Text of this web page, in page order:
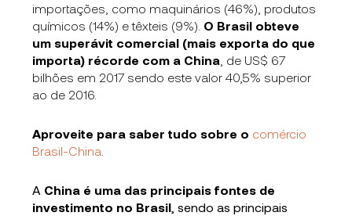
importações, como maquinários (46%), produtos
químicos (14%) e têxteis (9%). O Brasil obteve
um superávit comercial (mais exporta do que
importa) récorde com a China , de US$ 67
bilhões em 2017 sendo este valor 40,5% superior
ao de 2016.
Aproveite para saber tudo sobre o comércio
Brasil-China
A China é uma das principais fontes de
investimento no Brasil , sendo as principais